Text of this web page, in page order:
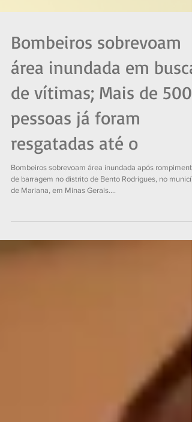
Bombeiros sobrevoam
área inundada em busca
de vítimas; Mais de 500
pessoas já foram
resgatadas até o
Bombeiros sobrevoam área inundada após rompimento
de barragem no distrito de Bento Rodrigues, no
de Mariana, em Minas Gerais....